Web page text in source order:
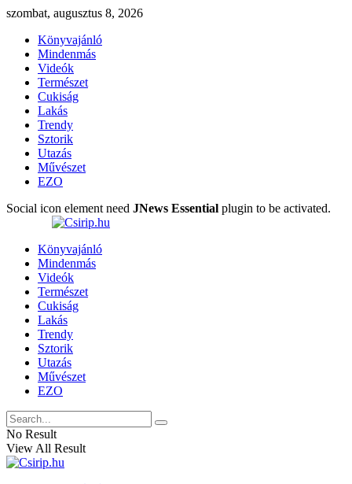
szombat, augusztus 8, 2026
Könyvajánló
Mindenmás
Videók
Természet
Cukiság
Lakás
Trendy
Sztorik
Utazás
Művészet
EZO
Social icon element need JNews Essential plugin to be activated.
Könyvajánló
Mindenmás
Videók
Természet
Cukiság
Lakás
Trendy
Sztorik
Utazás
Művészet
EZO
No Result
View All Result